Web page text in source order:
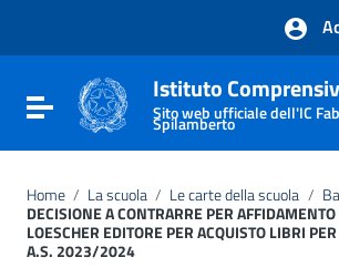
Vai al footer
Attiva / disattiva la navigazione
Istituto
Sito web ufficiale dell'IC
Spilamberto
Home / La scuola / Le carte della scuola /
DECISIONE A CONTRARRE PER
LOESCHER EDITORE PER ACQUISTO LIBRI
A.S. 2023/2024